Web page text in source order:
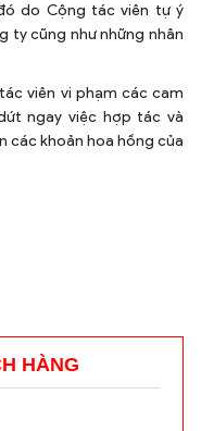
do Cộng tác viên tự ý
ty cũng như những nhân
viên vi phạm các cam
ngay việc hợp tác và
các khoản hoa hồng của
HÀNG